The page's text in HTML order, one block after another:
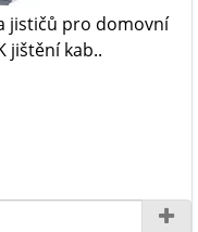
jističů pro domovní
jištění kab..